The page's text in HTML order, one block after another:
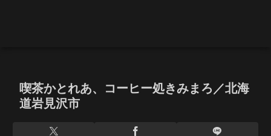
喫茶かとれあ、コーヒー処きみまろ／北海
道岩見沢市